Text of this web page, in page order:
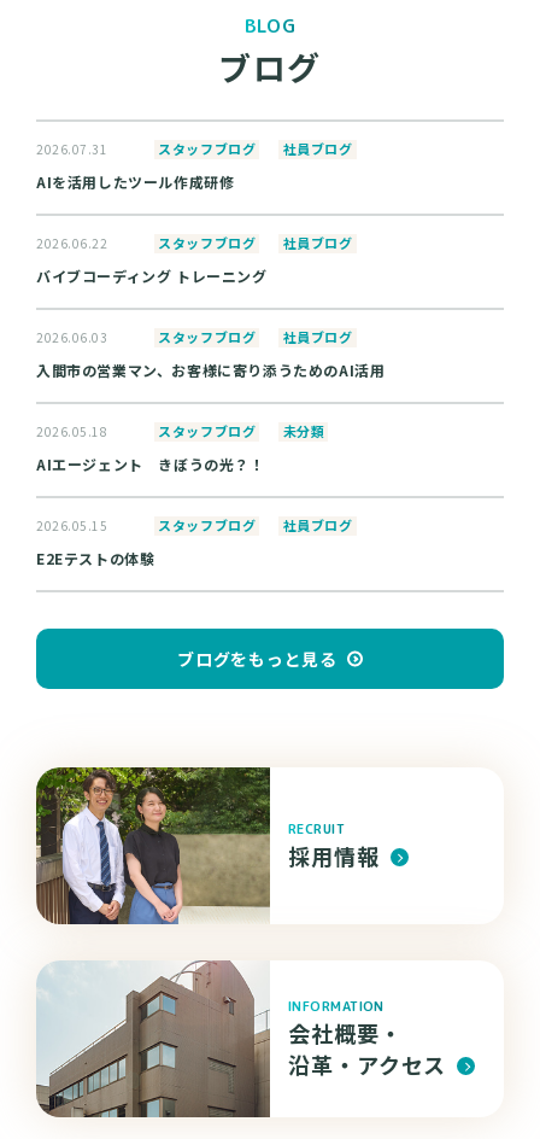
BLOG
ブログ
2026.07.31 スタッフブログ 社員ブログ
AIを活用したツール作成研修
2026.06.22 スタッフブログ 社員ブログ
バイブコーディング トレーニング
2026.06.03 スタッフブログ 社員ブログ
入間市の営業マン、お客様に寄り添うためのAI活用
2026.05.18 スタッフブログ 未分類
AIエージェント きぼうの光？！
2026.05.15 スタッフブログ 社員ブログ
E2Eテストの体験
ブログをもっと見る
RECRUIT
採用情報
INFORMATION
会社概要・
沿革・ アクセス